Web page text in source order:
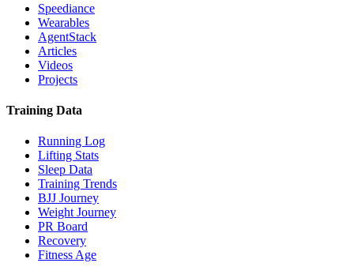
Speediance
Wearables
AgentStack
Articles
Videos
Projects
Training Data
Running Log
Lifting Stats
Sleep Data
Training Trends
BJJ Journey
Weight Journey
PR Board
Recovery
Fitness Age